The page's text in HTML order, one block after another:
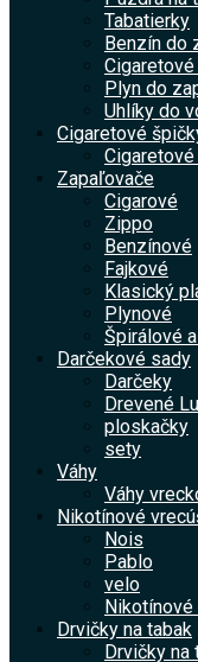
Tabatierky
Benzín do
Plyn do
Uhlíky do
Cigaretové
Zapaľovače
Cigarové
Zippo
Benzínové
Fajkové
Klasický
Plynové
Špirálové
Darčekové sady
Darčeky
Drevené
ploskačky
sety
Váhy
Váhy
Nikotínové
Nois
Pablo
velo
Nikotínové
Drvičky na tabak
Drvičky na